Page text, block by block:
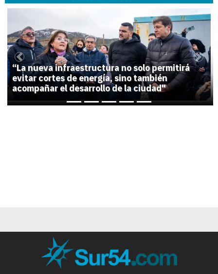
“La nueva infraestructura no solo permitirá
evitar cortes de energía, sino también
acompañar el desarrollo de la ciudad"
Previous Next